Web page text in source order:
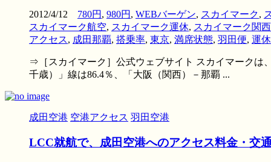
2012/4/12 780円 , 980円 , WEBバーゲン, スカイマーク,
スカイマーク航空, スカイマーク運休, スカイマーク関
アクセス, 成田那覇, 搭乗率, 東京, 満席状態, 羽田便, 運休
⇒［スカイマーク］公式ウェブサイト スカイマークは
千歳）」線は86.4％、「大阪（関西）－那覇 ...
成田空港 空港アクセス 羽田空港
LCC就航で、成田空港へのアクセス料金・交